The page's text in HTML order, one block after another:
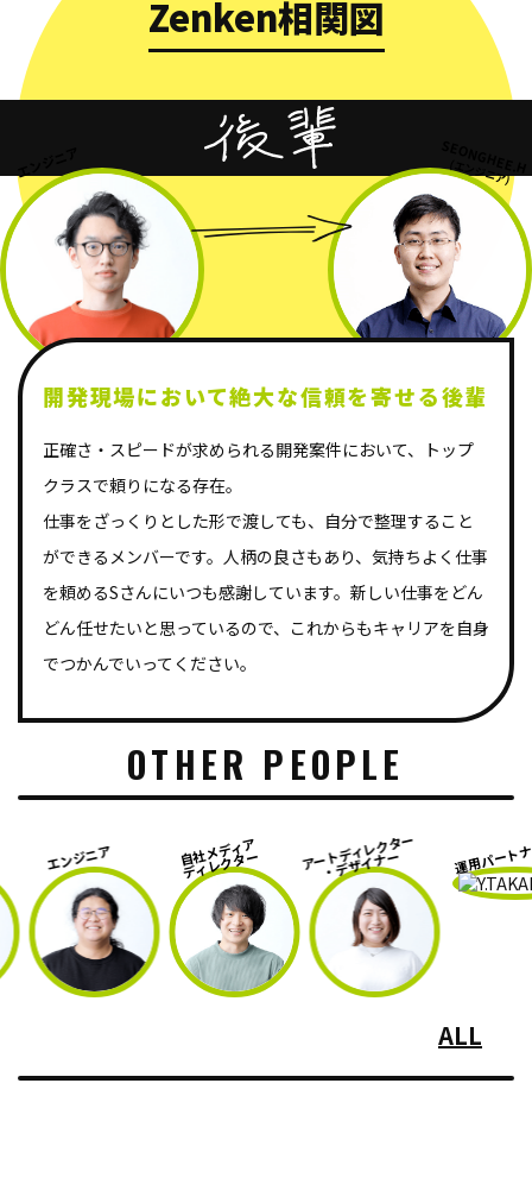
Zenken相関図
エンジニア SEONGHEE.H
(エンジニア)
開発現場において絶大な信頼を寄せる後輩
正確さ・スピードが求められる開発案件において、トップ
クラスで頼りになる存在。
仕事をざっくりとした形で渡しても、自分で整理すること
ができるメンバーです。人柄の良さもあり、気持ちよく仕事
を頼めるSさんにいつも感謝しています。新しい仕事をどん
どん任せたいと思っているので、これからもキャリアを自身
でつかんでいってください。
OTHER PEOPLE
ジニア 自社メディア
ディレクター アートディレクター
・デザイナー 運用パートナー
ALL